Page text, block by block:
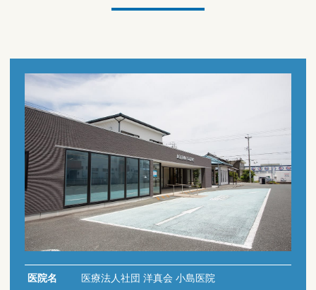
医院名 医療法人社団 洋真会 小島医院